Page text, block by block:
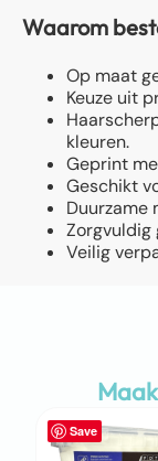
Waarom
Op maat
Keuze uit
kleuren.
Geprint
Geschikt
Duurzame
Veilig
Save